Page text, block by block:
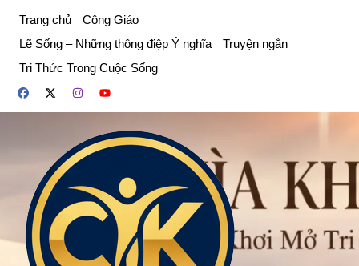
phần
dung
Trang chủ
Công Giáo
Lẽ Sống – Những thông điệp Ý nghĩa
Truyện ngắn
Tri Thức Trong Cuộc Sống